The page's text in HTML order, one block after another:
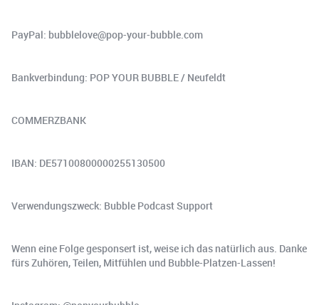
PayPal: bubblelove@pop-your-bubble.com
Bankverbindung: POP YOUR BUBBLE / Neufeldt
COMMERZBANK
IBAN: DE57100800000255130500
Verwendungszweck: Bubble Podcast Support
Wenn eine Folge gesponsert ist, weise ich das natürlich aus. Danke
fürs Zuhören, Teilen, Mitfühlen und Bubble-Platzen-Lassen!